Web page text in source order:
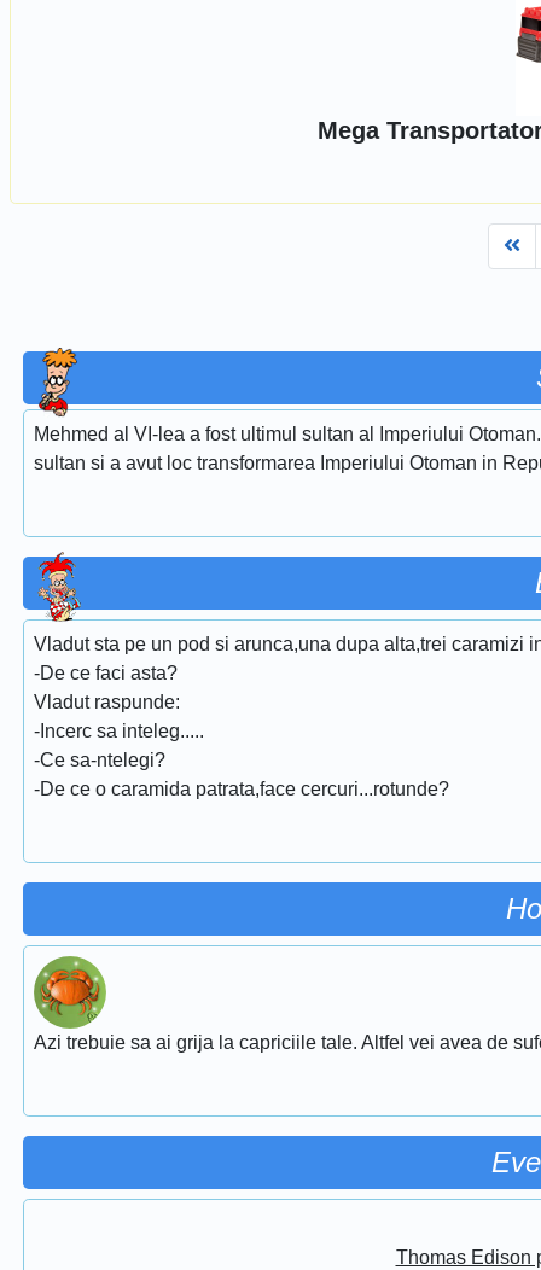
Mega
Mehmed al VI-lea a fost ultimul sultan al Imperiului
sultan si a avut loc transformarea Imperiului Otoman in
Vladut sta pe un pod si arunca,una dupa alta,trei caramizi
-De ce faci asta?
Vladut raspunde:
-Incerc sa inteleg.....
-Ce sa-ntelegi?
-De ce o caramida patrata,face cercuri...rotunde?
Azi trebuie sa ai grija la capriciile tale. Altfel vei avea de
Thomas Edison